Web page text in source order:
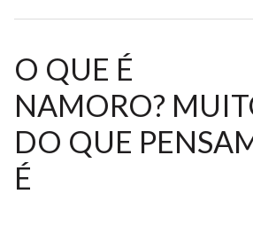
O QUE É
NAMORO?
DO QUE
É